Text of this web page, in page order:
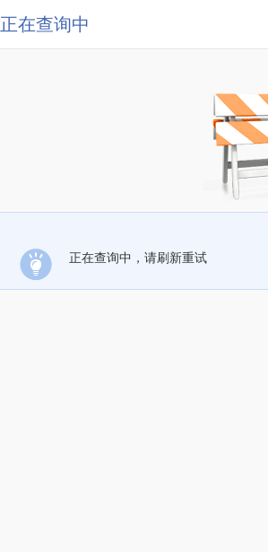
正在查询中
正在查询中，请刷新重试